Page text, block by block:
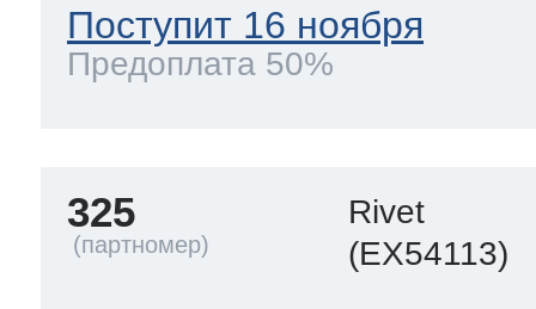
Поступит 16 ноября
Предоплата 50%
325
Rivet
(EX54113)